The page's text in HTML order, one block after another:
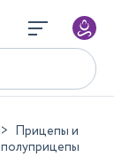
Прицепы и
полуприцепы